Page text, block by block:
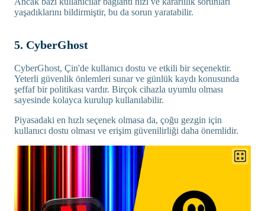
yaşadıklarını bildirmiştir, bu da sorun yaratabilir.
5. CyberGhost
CyberGhost, Çin'de kullanıcı dostu ve etkili bir seçenektir.
Yeterli güvenlik önlemleri sunar ve günlük kaydı konusunda
şeffaf bir politikası vardır. Birçok cihazla uyumlu olması
sayesinde kolayca kurulup kullanılabilir.
Piyasadaki en hızlı seçenek olmasa da, çoğu gezgin için
kullanıcı dostu olması ve erişim güvenilirliği daha önemlidir.